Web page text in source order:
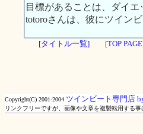
目標があることは、ダイ
totoroさんは、彼にツイン
[タイトル一覧] [TOP
Copyright(C) 2001-2004 ツインビート専門店
リンクフリーですが、画像や文章を複製転用する事